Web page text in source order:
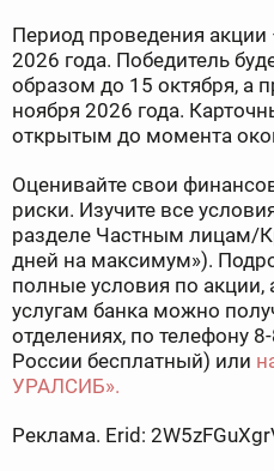
Период проведения акции
2026 года. Победитель
образом до 15 октября, а
ноября 2026 года.
открытым до момента
Оценивайте свои
риски. Изучите все
разделе Частным лицам/
дней на максимум»).
полные условия по акции,
услугам банка можно
отделениях, по телефону
России бесплатный) или
УРАЛСИБ».
Реклама. Erid: